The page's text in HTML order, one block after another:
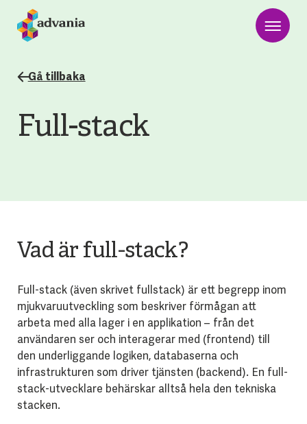
Gå tillbaka
Full-stack
Vad är full-stack?
Full-stack (även skrivet fullstack) är ett begrepp inom
mjukvaruutveckling som beskriver förmågan att
arbeta med alla lager i en applikation – från det
användaren ser och interagerar med (frontend) till
den underliggande logiken, databaserna och
infrastrukturen som driver tjänsten (backend). En full-
stack-utvecklare behärskar alltså hela den tekniska
stacken.